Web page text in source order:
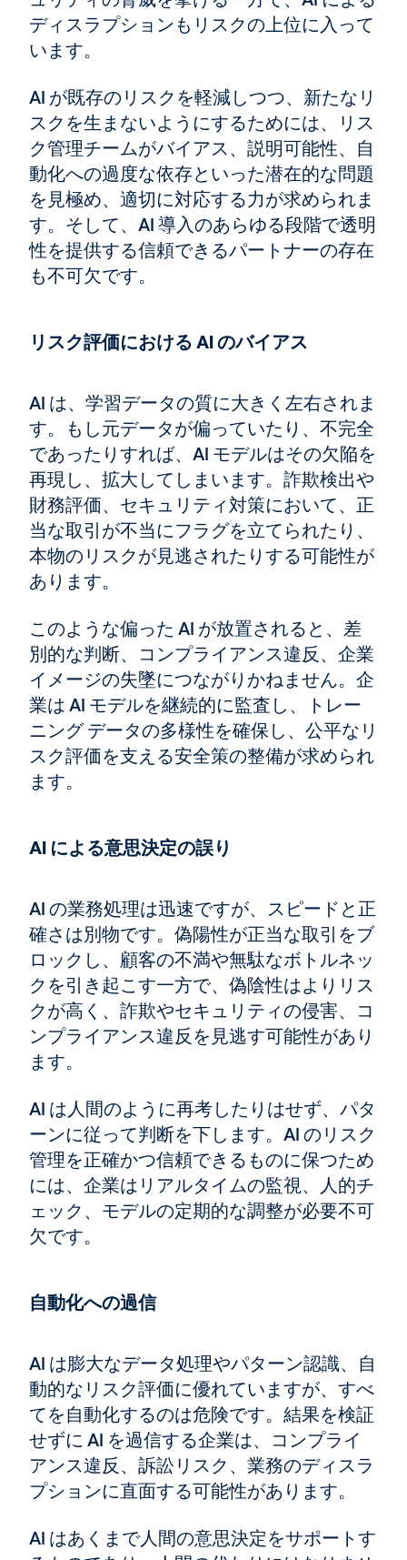
ディスラプションもリスクの上位に入って
います。
AI が既存のリスクを軽減しつつ、新たなリ
スクを生まないようにするためには、リス
ク管理チームがバイアス、説明可能性、自
動化への過度な依存といった潜在的な問題
を見極め、適切に対応する力が求められま
す。そして、AI 導入のあらゆる段階で透明
性を提供する信頼できるパートナーの存在
も不可欠です。
リスク評価における AI のバイアス
AI は、学習データの質に大きく左右されま
す。もし元データが偏っていたり、不完全
であったりすれば、AI モデルはその欠陥を
再現し、拡大してしまいます。詐欺検出や
財務評価、セキュリティ対策において、正
当な取引が不当にフラグを立てられたり、
本物のリスクが見逃されたりする可能性が
あります。
このような偏った AI が放置されると、差
別的な判断、コンプライアンス違反、企業
イメージの失墜につながりかねません。企
業は AI モデルを継続的に監査し、トレー
ニング データの多様性を確保し、公平なリ
スク評価を支える安全策の整備が求められ
ます。
AI による意思決定の誤り
AI の業務処理は迅速ですが、スピードと正
確さは別物です。偽陽性が正当な取引をブ
ロックし、顧客の不満や無駄なボトルネッ
クを引き起こす一方で、偽陰性はよりリス
クが高く、詐欺やセキュリティの侵害、コ
ンプライアンス違反を見逃す可能性があり
ます。
AI は人間のように再考したりはせず、パタ
ーンに従って判断を下します。AI のリスク
管理を正確かつ信頼できるものに保つため
には、企業はリアルタイムの監視、人的チ
ェック、モデルの定期的な調整が必要不可
欠です。
自動化への過信
AI は膨大なデータ処理やパターン認識、自
動的なリスク評価に優れていますが、すべ
てを自動化するのは危険です。結果を検証
せずに AI を過信する企業は、コンプライ
アンス違反、訴訟リスク、業務のディスラ
プションに直面する可能性があります。
AI はあくまで人間の意思決定をサポートす